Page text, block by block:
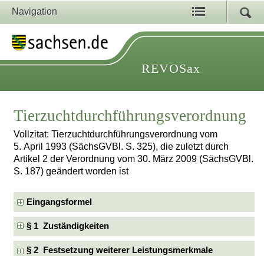
Navigation
REVOSax
Tierzuchtdurchführungsverordnung
Vollzitat: Tierzuchtdurchführungsverordnung vom
5. April 1993 (SächsGVBl. S. 325), die zuletzt durch
Artikel 2 der Verordnung vom 30. März 2009 (SächsGVBl.
S. 187) geändert worden ist
Eingangsformel
§ 1 Zuständigkeiten
§ 2 Festsetzung weiterer Leistungsmerkmale